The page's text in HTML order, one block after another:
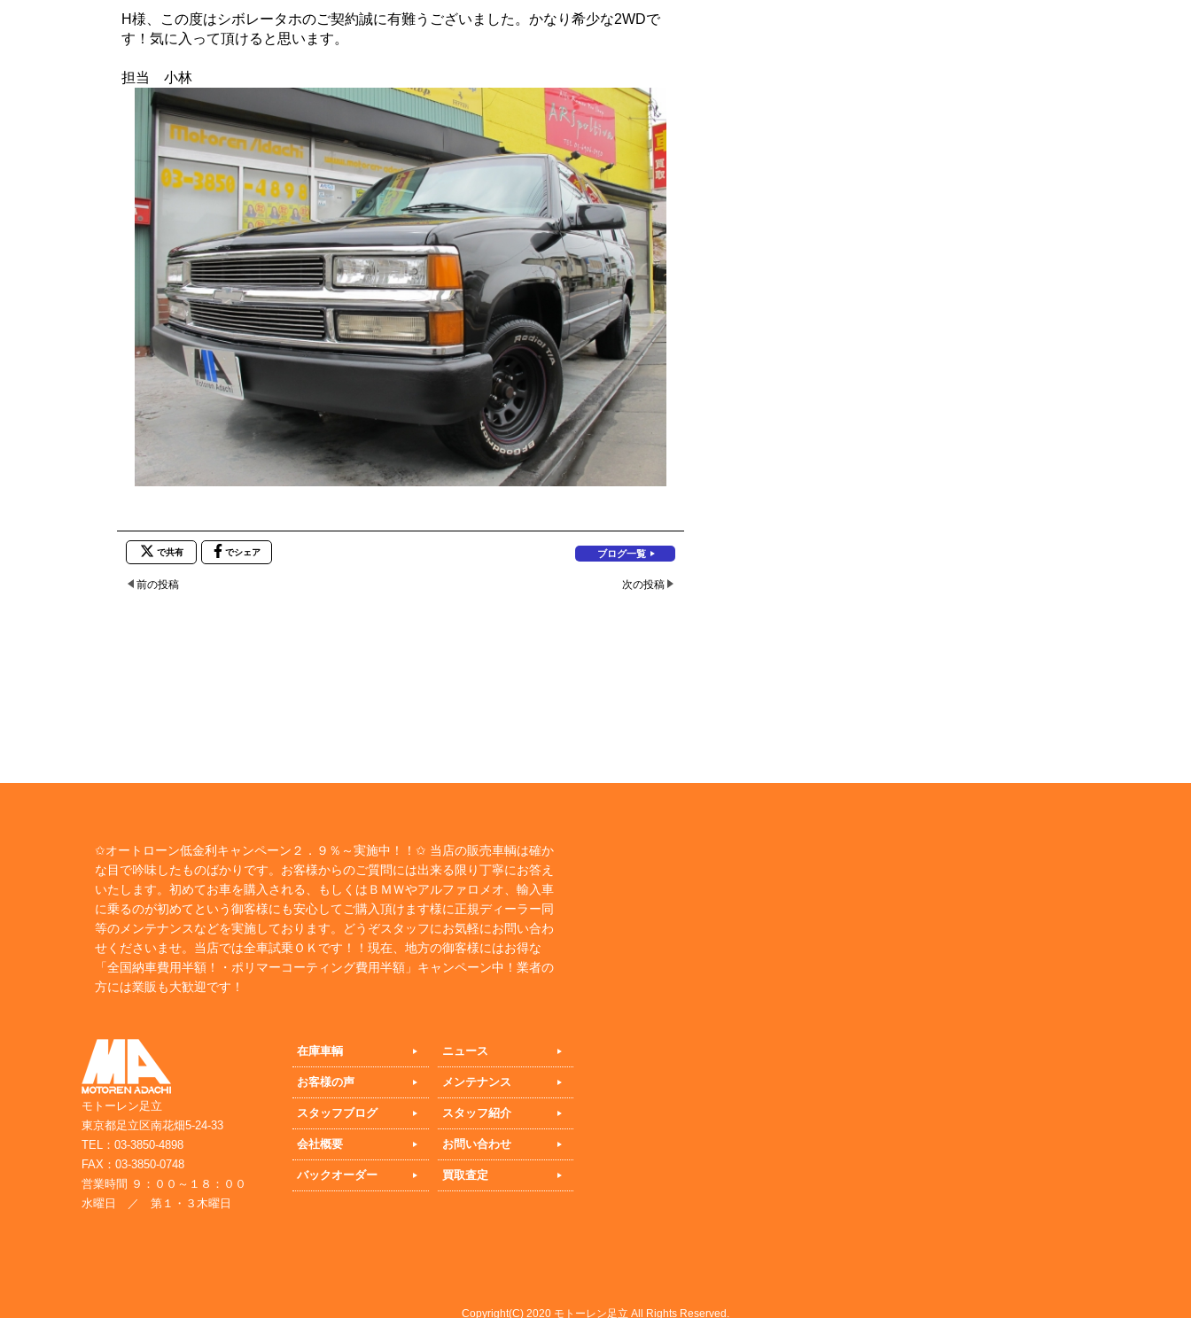
H様、この度はシボレータホのご契約誠に有難うございました。かなり希少な2WDで
す！気に入って頂けると思います。
担当 小林
で共有 でシェア ブログ一覧
前の投稿 次の投稿
✩オートローン低金利キャンペーン２．９％～実施中！！✩ 当店の販売車輌は確か
な目で吟味したものばかりです。お客様からのご質問には出来る限り丁寧にお答え
いたします。初めてお車を購入される、もしくはＢＭＷやアルファロメオ、輸入車
に乗るのが初めてという御客様にも安心してご購入頂けます様に正規ディーラー同
等のメンテナンスなどを実施しております。どうぞスタッフにお気軽にお問い合わ
せくださいませ。当店では全車試乗ＯＫです！！現在、地方の御客様にはお得な
「全国納車費用半額！・ポリマーコーティング費用半額」キャンペーン中！業者の
方には業販も大歓迎です！
モトーレン足立
東京都足立区南花畑5-24-33
TEL：03-3850-4898
FAX：03-3850-0748
営業時間 ９：００～１８：００
水曜日 ／ 第１・３木曜日
在庫車輌 ニュース
お客様の声 メンテナンス
スタッフブログ スタッフ紹介
会社概要 お問い合わせ
バックオーダー 買取査定
Copyright(C) 2020 モトーレン足立 All Rights Reserved.